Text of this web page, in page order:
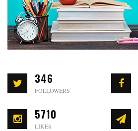
346
FOLLOWERS
5710
LIKES